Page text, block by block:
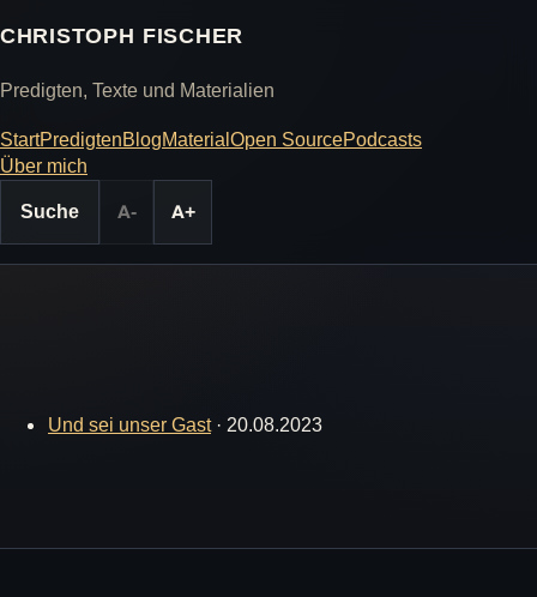
CHRISTOPH FISCHER
Predigten, Texte und Materialien
StartPredigtenBlogMaterialOpen SourcePodcasts
Über mich
Suche
A- A+
Und sei unser Gast· 20.08.2023